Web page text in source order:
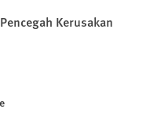
Kerusakan